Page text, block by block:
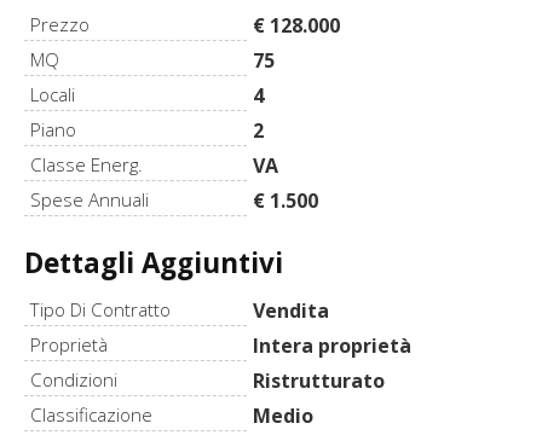
Prezzo € 128.000
MQ 75
Locali 4
Piano 2
Classe Energ. VA
Spese Annuali € 1.500
Dettagli Aggiuntivi
Tipo Di Contratto Vendita
Proprietà Intera proprietà
Condizioni Ristrutturato
Classificazione Medio